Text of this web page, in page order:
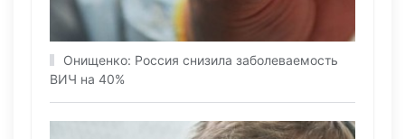
Онищенко: Россия снизила заболеваемость
ВИЧ на 40%